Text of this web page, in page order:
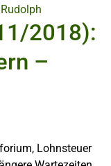
2018):
–
Lohnsteuer